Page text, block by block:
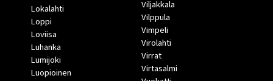
Lokalahti
Loppi
Loviisa
Luhanka
Lumijoki
Luopioinen
Viljakkala
Vilppula
Vimpeli
Virolahti
Virrat
Virtasalmi